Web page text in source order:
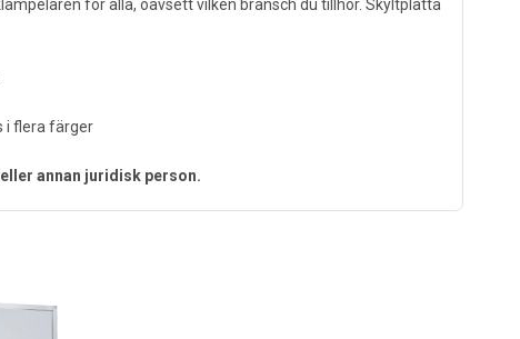
för alla, oavsett vilken bransch du tillhör. Skyltplatta
i flera färger
annan juridisk person.